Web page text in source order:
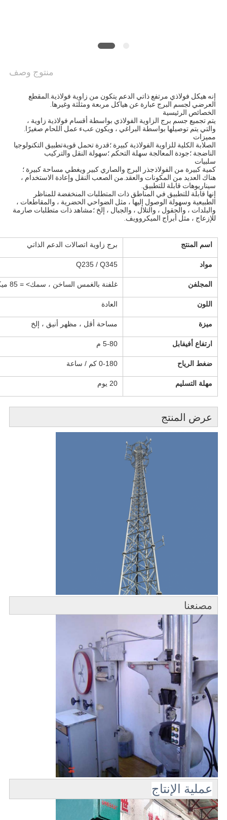
منتوج وصف
إنه هيكل فولاذي مرتفع ذاتي الدعم يتكون من زاوية فولاذية.المقطع
العرضي لجسم البرج عبارة عن هياكل مربعة ومثلثة وغيرها.
الخصائص الرئيسية
والتي يتم توصيلها بواسطة البراغي ، ويكون عبء عمل اللحام صغيرًا.
مميزات
الناضجة ؛جودة المعالجة سهلة التحكم ؛سهولة النقل والتركيب
سلبيات
كمية كبيرة من الفولاذجذر البرج والصاري كبير ويغطي مساحة كبيرة ؛
هناك العديد من المكونات والعقد.من الصعب النقل وإعادة الاستخدام ،
سيناريوهات قابلة للتطبيق.
للإزعاج ، مثل أبراج الميكروويف.
اسم المنتج برج زاوية اتصالات الدعم الذاتي
مواد Q235 / Q345
المجلفن غلفنة بالغمس الساخن ، سمك> = 85 ميكرومتر
اللون العادة
ميزة مساحة أقل ، مظهر أنيق ، إلخ
ارتفاع أفيفابل 5-80 م
ضغط الرياح 0-180 كم / ساعة
مهلة التسليم 20 يوم
عرض المنتج
مصنعنا
عملية الإنتاج